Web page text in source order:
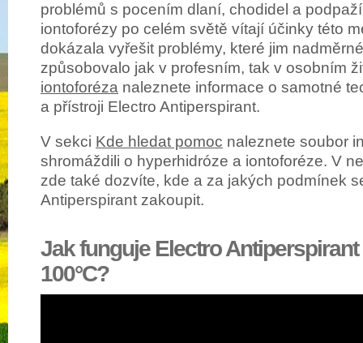
problémů s pocením dlaní, chodidel a
iontoforézy po celém světě vítají účinky této
dokázala vyřešit problémy, které jim
způsobovalo jak v profesním, tak v osobním
iontoforéza naleznete informace o samotné
a přístroji Electro Antiperspirant.
V sekci Kde hledat pomoc naleznete soubor
shromáždili o hyperhidróze a iontoforéze. V
zde také dozvíte, kde a za jakých podmínek
Antiperspirant zakoupit.
Jak funguje Electro
100°C?